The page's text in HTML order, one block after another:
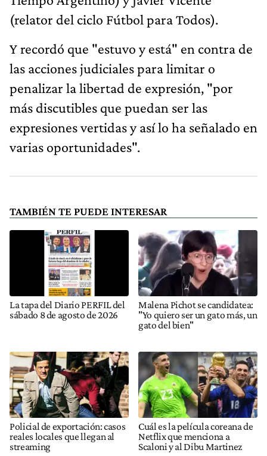
(relator del ciclo Fútbol para Todos).
Y recordó que "estuvo y está" en contra de
las acciones judiciales para limitar o
penalizar la libertad de expresión, "por
más discutibles que puedan ser las
expresiones vertidas y así lo ha señalado en
varias oportunidades".
TAMBIÉN TE PUEDE INTERESAR
La tapa del Diario PERFIL del
sábado 8 de agosto de 2026
Malena Pichot se candidatea:
"Yo quiero ser un gato más, un
gato del bien"
Policial de exportación: casos
reales locales que llegan al
streaming
Cuál es la película coreana de
Netflix que menciona a
Scaloni y al Dibu Martinez